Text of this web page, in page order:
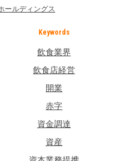
ールディングス
Keywords
飲食業界
飲食店経営
開業
赤字
資金調達
資産